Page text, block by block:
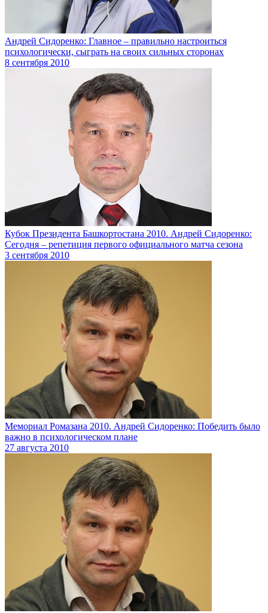
Андрей Сидоренко: Главное – правильно настроиться
психологически, сыграть на своих сильных сторонах
8 сентября 2010
Кубок Президента Башкортостана 2010. Андрей Сидоренко:
Сегодня – репетиция первого официального матча сезона
3 сентября 2010
Мемориал Ромазана 2010. Андрей Сидоренко: Победить было
важно в психологическом плане
27 августа 2010